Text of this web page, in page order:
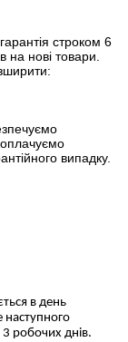
строком 6
на нові товари.
оплачуємо
випадку.
в день
робочих днів.